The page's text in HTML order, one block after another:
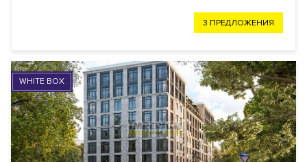
3 ПРЕДЛОЖЕНИЯ
WHITE BOX